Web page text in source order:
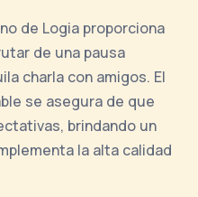
de Logia proporciona
de una pausa
charla con amigos. El
se asegura de que
brindando un
la alta calidad